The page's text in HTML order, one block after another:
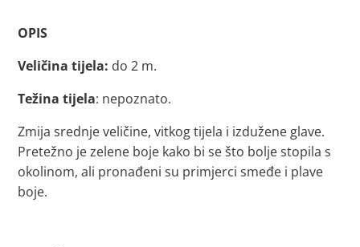
OPIS
Veličina tijela: do 2 m.
Težina tijela: nepoznato.
Zmija srednje veličine, vitkog tijela i izdužene glave.
Pretežno je zelene boje kako bi se što bolje stopila s
okolinom, ali pronađeni su primjerci smeđe i plave
boje.